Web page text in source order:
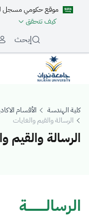
موقع حكومي مسجل
كيف تتحقق
إبحث
كلية الهندسة الأقسام
الرسالة والقيم والغايات
الرسالة والقيم
الرسالــــــــــــة